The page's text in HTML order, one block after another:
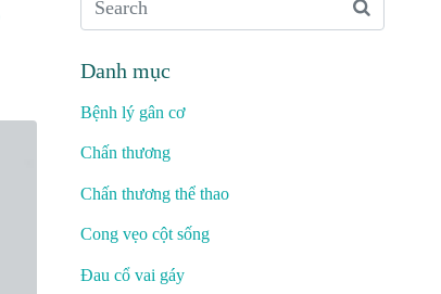
Danh mục
Bệnh lý gân cơ
Chấn thương
Chấn thương thể thao
Cong vẹo cột sống
Đau cổ vai gáy